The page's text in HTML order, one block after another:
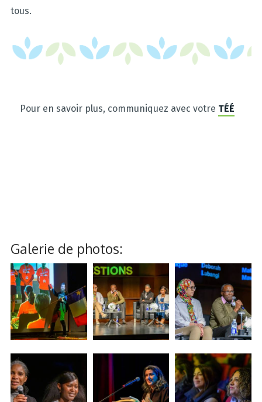
tous.
Pour en savoir plus, communiquez avec votre TÉÉ
Galerie de photos: